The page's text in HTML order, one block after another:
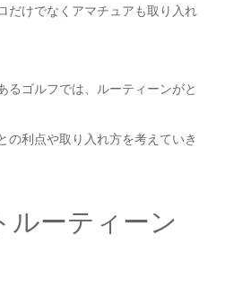
だけでなくアマチュアも取り入れ
るゴルフでは、ルーティーンがと
の利点や取り入れ方を考えていき
ルーティーン